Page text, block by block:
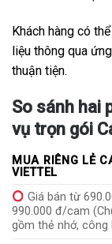
Khách hàng có
liệu thông qua
thuận tiện.
So sánh hai
vụ trọn gói
MUA RIÊNG LẺ
VIETTEL
Giá bán từ
990.000 đ/cam
gồm thẻ nhớ, công